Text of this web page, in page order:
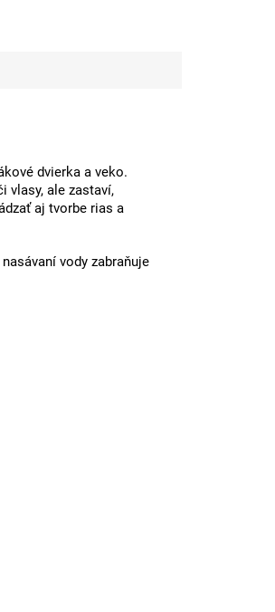
dvierka a veko.
vlasy, ale zastaví,
aj tvorbe rias a
nasávaní vody zabraňuje